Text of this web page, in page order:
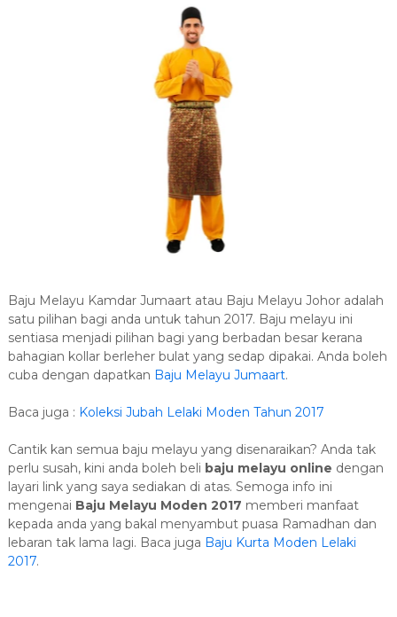
Baju Melayu Kamdar Jumaart atau Baju Melayu Johor adalah
satu pilihan bagi anda untuk tahun 2017. Baju melayu ini
sentiasa menjadi pilihan bagi yang berbadan besar kerana
bahagian kollar berleher bulat yang sedap dipakai. Anda boleh
cuba dengan dapatkan Baju Melayu Jumaart.
Baca juga : Koleksi Jubah Lelaki Moden Tahun 2017
Cantik kan semua baju melayu yang disenaraikan? Anda tak
perlu susah, kini anda boleh beli baju melayu online dengan
layari link yang saya sediakan di atas. Semoga info ini
mengenai Baju Melayu Moden 2017 memberi manfaat
kepada anda yang bakal menyambut puasa Ramadhan dan
lebaran tak lama lagi. Baca juga Baju Kurta Moden Lelaki
2017.